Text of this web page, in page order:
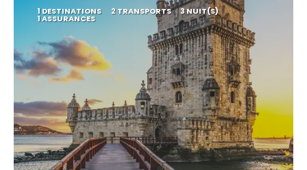
1 DESTINATIONS 2 TRANSPORTS 3 NUIT(S)
1 ASSURANCES